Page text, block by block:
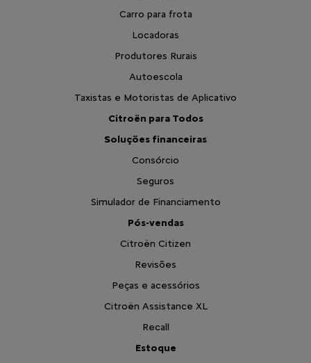
Carro para frota
Locadoras
Produtores Rurais
Autoescola
Taxistas e Motoristas de Aplicativo
Citroën para Todos
Soluções financeiras
Consórcio
Seguros
Simulador de Financiamento
Pós-vendas
Citroën Citizen
Revisões
Peças e acessórios
Citroën Assistance XL
Recall
Estoque